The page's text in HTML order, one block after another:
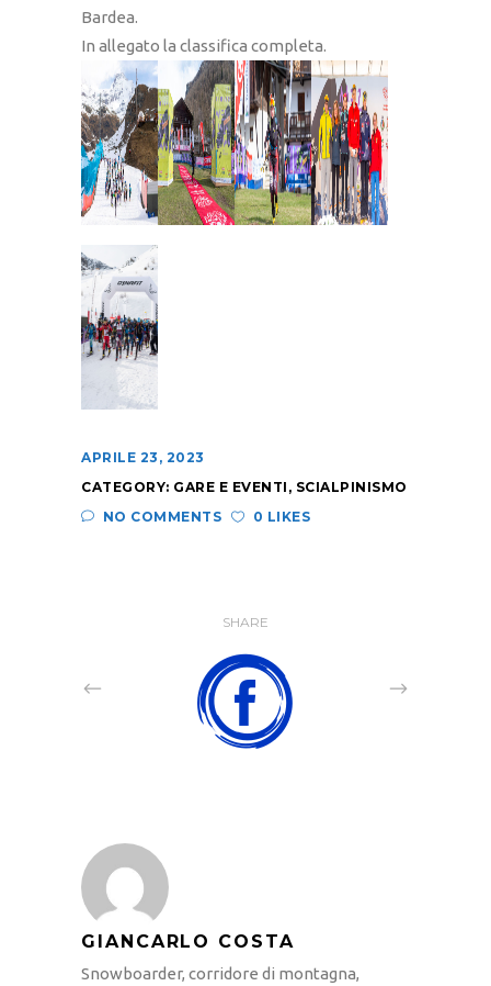
Bardea.
In allegato la classifica completa.
APRILE 23, 2023
CATEGORY: GARE E EVENTI , SCIALPINISMO
NO COMMENTS
0 LIKES
SHARE
GIANCARLO COSTA
Snowboarder, corridore di montagna,